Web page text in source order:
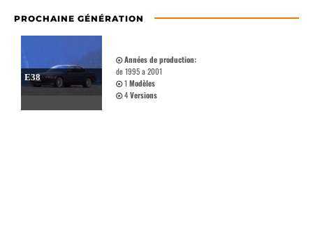
PROCHAINE GÉNÉRATION
E38
Années de production:
de 1995 a 2001
1 Modèles
4Versions